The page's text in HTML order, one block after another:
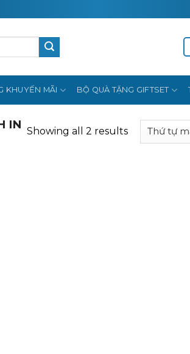
KHUYẾN MÃI BỘ QUÀ TẶNG GIFTSET
IN Showing all 2 results